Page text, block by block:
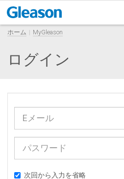
ホーム MyGleason
ログイン
次回から入力を省略